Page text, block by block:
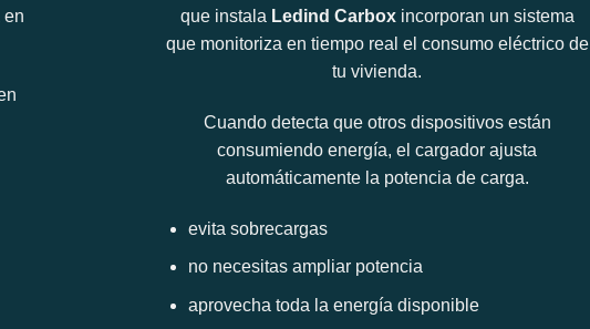
en
que instala Ledind Carbox incorporan un sistema
que monitoriza en tiempo real el consumo eléctrico de
tu vivienda.
Cuando detecta que otros dispositivos están
consumiendo energía, el cargador ajusta
automáticamente la potencia de carga.
evita sobrecargas
no necesitas ampliar potencia
aprovecha toda la energía disponible